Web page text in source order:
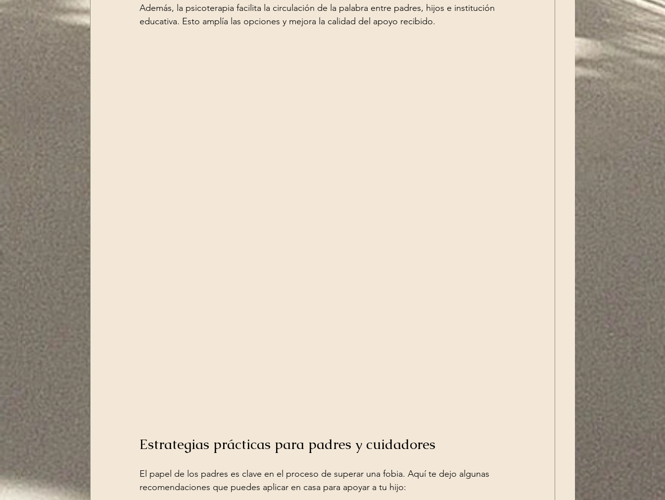
Además, la psicoterapia facilita la circulación de la palabra entre padres, hijos e institución
educativa. Esto amplía las opciones y mejora la calidad del apoyo recibido.
Estrategias prácticas para padres y cuidadores
El papel de los padres es clave en el proceso de superar una fobia. Aquí te dejo algunas
recomendaciones que puedes aplicar en casa para apoyar a tu hijo: